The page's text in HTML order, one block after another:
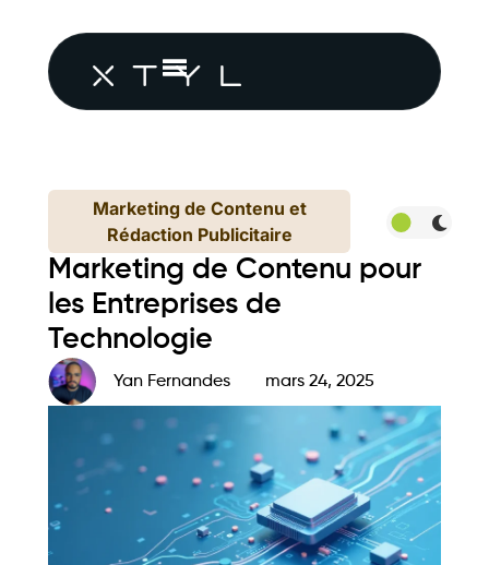
Marketing de Contenu et
Rédaction Publicitaire
Marketing de Contenu pour
les Entreprises de
Technologie
Yan Fernandes mars 24, 2025